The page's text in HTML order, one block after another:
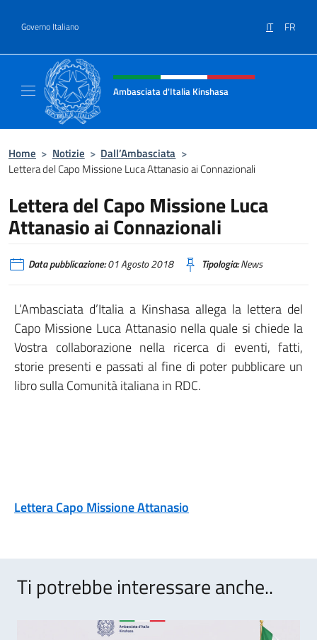
Governo Italiano IT FR
Intestazione sito, social e menù
Ambasciata d'Italia Kinshasa
Home > Notizie > Dall’Ambasciata >
Lettera del Capo Missione Luca Attanasio ai Connazionali
Lettera del Capo Missione Luca
Attanasio ai Connazionali
Data pubblicazione:01 Agosto 2018 Tipologia:News
L’Ambasciata d’Italia a Kinshasa allega la lettera del
Capo Missione Luca Attanasio nella quale si chiede la
Vostra collaborazione nella ricerca di eventi, fatti,
storie presenti e passati al fine di poter pubblicare un
libro sulla Comunità italiana in RDC.
Lettera Capo Missione Attanasio
Ti potrebbe interessare anche..